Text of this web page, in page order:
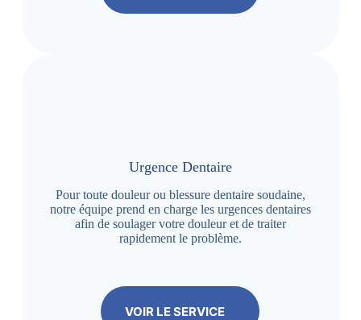
Urgence Dentaire
Pour toute douleur ou blessure dentaire soudaine,
notre équipe prend en charge les urgences dentaires
afin de soulager votre douleur et de traiter
rapidement le problème.
VOIR LE SERVICE